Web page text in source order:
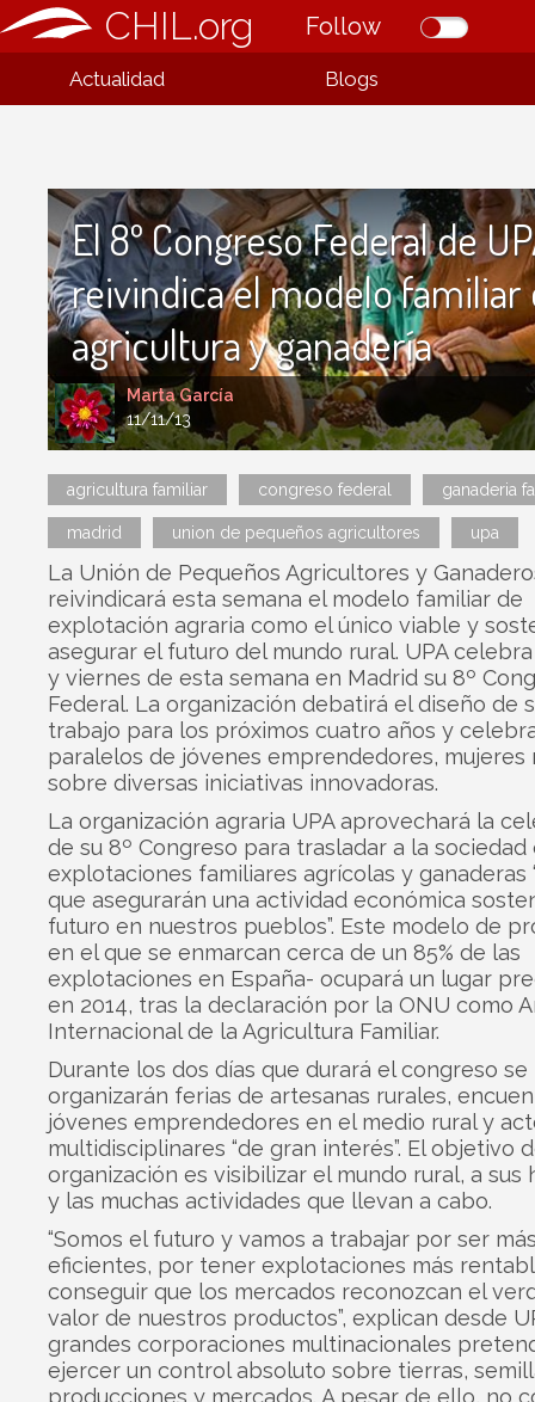
CHIL.org Follow
Actualidad Blogs
Marta García
11/11/13
El 8º Congreso Federal de
reivindica el modelo familiar
agricultura y ganadería
agricultura familiar congreso federal ganaderia
madrid union de pequeños agricultores upa
La Unión de Pequeños Agricultores y
reivindicará esta semana el modelo familiar de
explotación agraria como el único viable y
asegurar el futuro del mundo rural. UPA
y viernes de esta semana en Madrid su 8º
Federal. La organización debatirá el diseño de
trabajo para los próximos cuatro años y
paralelos de jóvenes emprendedores, mujeres
sobre diversas iniciativas innovadoras.
La organización agraria UPA aprovechará la
de su 8º Congreso para trasladar a la sociedad
explotaciones familiares agrícolas y ganaderas
que asegurarán una actividad económica
futuro en nuestros pueblos”. Este modelo de
en el que se enmarcan cerca de un 85% de las
explotaciones en España- ocupará un lugar
en 2014, tras la declaración por la ONU como
Internacional de la Agricultura Familiar.
Durante los dos días que durará el congreso se
organizarán ferias de artesanas rurales,
jóvenes emprendedores en el medio rural y
multidisciplinares “de gran interés”. El objetivo
organización es visibilizar el mundo rural, a sus
y las muchas actividades que llevan a cabo.
“Somos el futuro y vamos a trabajar por ser
eficientes, por tener explotaciones más
conseguir que los mercados reconozcan el
valor de nuestros productos”, explican desde
grandes corporaciones multinacionales
ejercer un control absoluto sobre tierras,
producciones y mercados. A pesar de ello, no